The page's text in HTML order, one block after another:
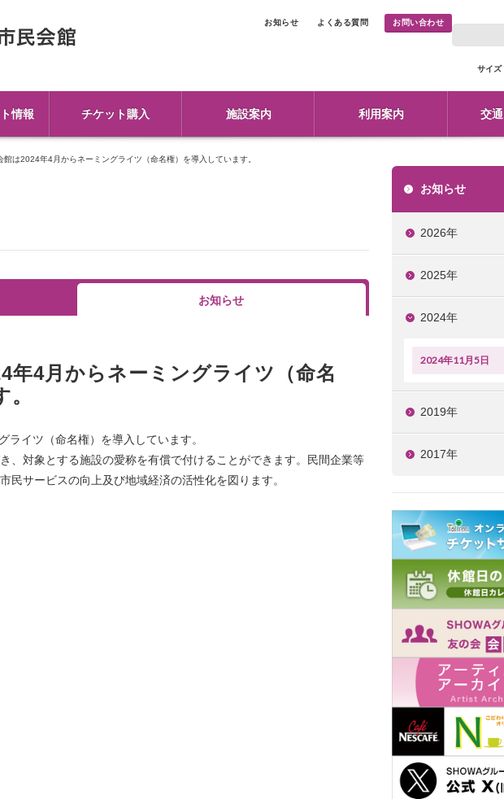
お知らせ よくある質問 お問い合わせ
サイズ
情報 チケット購入 施設案内 利用案内 交
館は2024年4月からネーミングライツ（命名権）を導入しています。
お知らせ
年4月からネーミングライツ（命名
イツ（命名権）を導入しています。
、対象とする施設の愛称を有償で付けることができます。民間企業等
民サービスの向上及び地域経済の活性化を図ります。
お知らせ
2026年
2025年
2024年
2024年11月5日
2019年
2017年